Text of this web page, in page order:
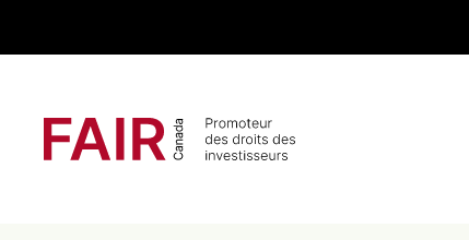
Navigation principale